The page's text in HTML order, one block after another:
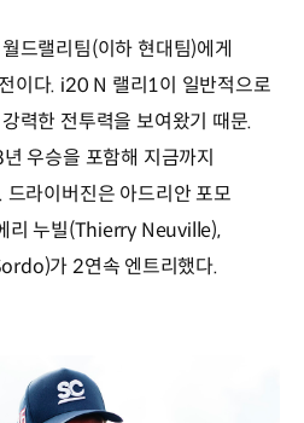
드랠리팀(이하 현대팀)에게
이다. i20 N 랠리1이 일반적으로
력한 전투력을 보여왔기 때문.
우승을 포함해 지금까지
라이버진은 아드리안 포모
누빌(Thierry Neuville),
가 2연속 엔트리했다.